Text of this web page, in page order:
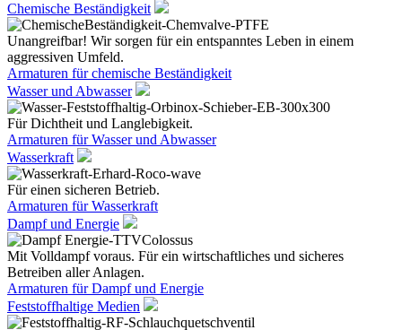
Chemische Beständigkeit
Unangreifbar! Wir sorgen für ein entspanntes Leben in einem
aggressiven Umfeld.
Armaturen für chemische Beständigkeit
Wasser und Abwasser
Für Dichtheit und Langlebigkeit.
Armaturen für Wasser und Abwasser
Wasserkraft
Für einen sicheren Betrieb.
Armaturen für Wasserkraft
Dampf und Energie
Mit Volldampf voraus. Für ein wirtschaftliches und sicheres
Betreiben aller Anlagen.
Armaturen für Dampf und Energie
Feststoffhaltige Medien